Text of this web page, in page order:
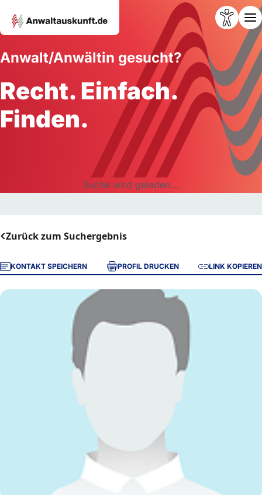
Anwalt/Anwältin gesucht?
Recht. Einfach.
Finden.
Suche wird geladen...
Zurück zum Suchergebnis
KONTAKT SPEICHERN PROFIL DRUCKEN LINK KOPIEREN